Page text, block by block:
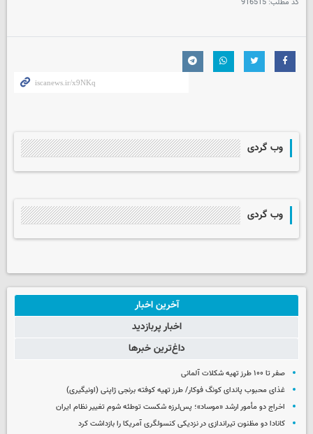
کد مطلب: 916515
وب گردی
وب گردی
آخرین اخبار
اخبار پربازدید
داغ‌ترین خبرها
صفر تا ۱۰۰ طرز تهیه شکلات آلمانی
غذای محبوب پاندای کونگ فوکار/ طرز تهیه کوفته برنجی ژاپنی (اونیگیری)
اخراج دو مأمور ارشد «موساد»؛ پس‌لرزه شکست توطئه شوم تغییر نظام ایران
کانادا دو مظنون تیراندازی در نزدیکی کنسولگری آمریکا را بازداشت کرد